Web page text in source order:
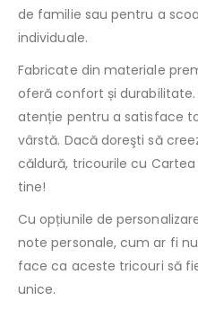
de familie sau pentru a
individuale.
Fabricate din materiale
oferă confort și
atenție pentru a satisface
vârstă. Dacă doreşti să
căldură, tricourile cu
tine!
Cu opțiunile de
note personale, cum ar fi
face ca aceste tricouri să
unice.